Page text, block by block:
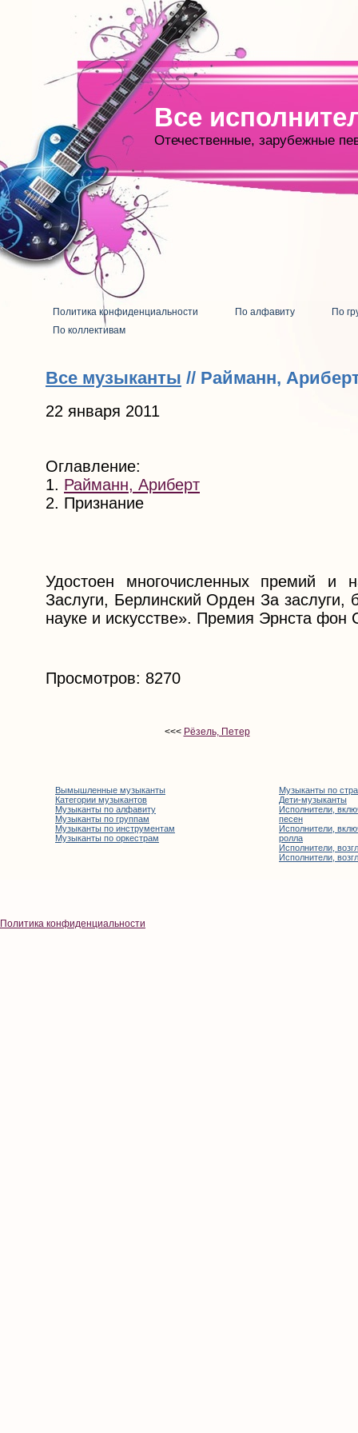
Все
Отечественные, зарубежные
Политика конфиденциальности По алфавиту
По
По коллективам
Все музыканты // Райманн,
22 января 2011
Оглавление:
1. Райманн, Ариберт
2. Признание
Удостоен многочисленных премий и
Заслуги, Берлинский Орден За
науке и искусстве». Премия Эрнста фон
Просмотров: 8270
<<< Рёзель, Петер
Вымышленные музыканты
Категории музыкантов
Музыканты по алфавиту
Музыканты по группам
Музыканты по инструментам
Музыканты по оркестрам
Музыканты по
Дети-музыканты
Исполнители,
песен
Исполнители,
ролла
Исполнители,
Исполнители,
Политика конфиденциальности